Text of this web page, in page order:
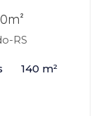
RS
140 m²